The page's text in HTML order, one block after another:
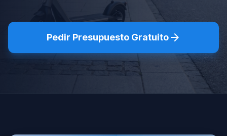
Pedir Presupuesto Gratuitoarrow_forward